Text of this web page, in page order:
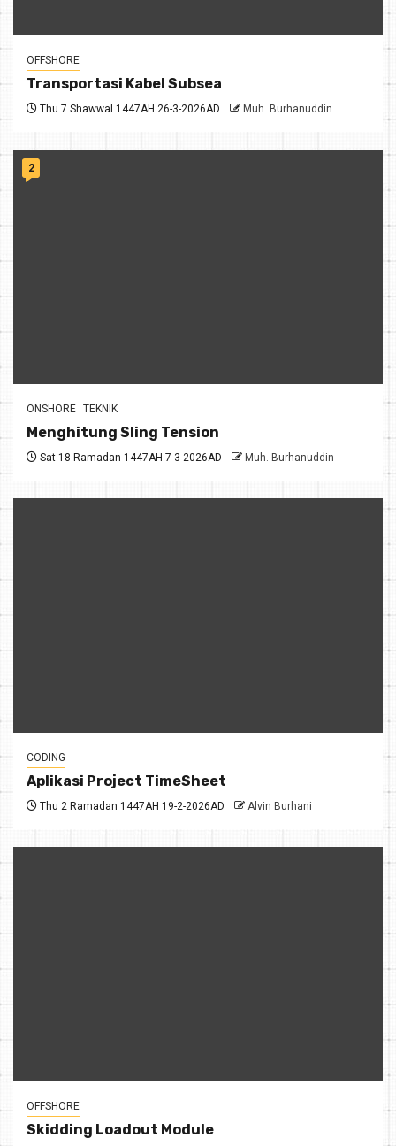
OFFSHORE
Transportasi Kabel Subsea
Thu 7 Shawwal 1447AH 26-3-2026AD Muh. Burhanuddin
2
ONSHORE TEKNIK
Menghitung Sling Tension
Sat 18 Ramadan 1447AH 7-3-2026AD Muh. Burhanuddin
CODING
Aplikasi Project TimeSheet
Thu 2 Ramadan 1447AH 19-2-2026AD Alvin Burhani
OFFSHORE
Skidding Loadout Module